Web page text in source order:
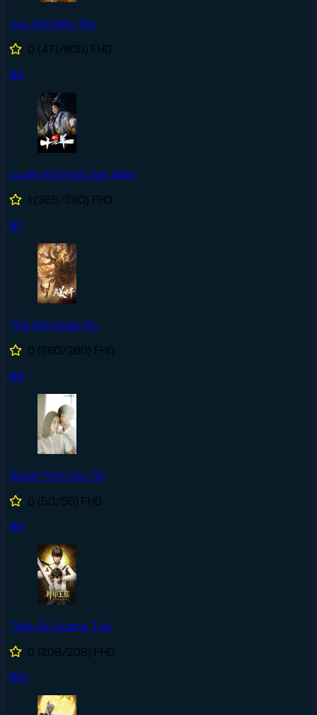
Vạn Giới Độc Tôn
0 (471/800) FHD
#6
Luyện Khí Mười Vạn Năm
1 (365/380) FHD
#7
Thế Giới Hoàn Mỹ
0 (280/280) FHD
#8
Người Tình Của Tôi
0 (50/50) FHD
#9
Thần Ấn Vương Tọa
0 (208/208) FHD
#10